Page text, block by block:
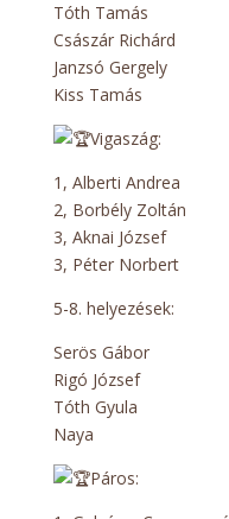
Tóth Tamás
Császár Richárd
Janzsó Gergely
Kiss Tamás
Vigaszág:
1, Alberti Andrea
2, Borbély Zoltán
3, Aknai József
3, Péter Norbert
5-8. helyezések:
Serös Gábor
Rigó József
Tóth Gyula
Naya
Páros: